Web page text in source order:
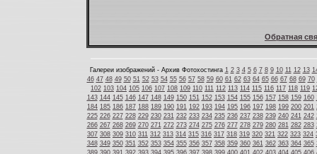
Обратная
Галереи изображений - Архив Фотохостинга 1 2 3 4 5 6 7 8 9 10 11 12 13
46 47 48 49 50 51 52 53 54 55 56 57 58 59 60 61 62 63 64 65 66 67 68 69 70
102 103 104 105 106 107 108 109 110 111 112 113 114 115 116 117 118 119
143 144 145 146 147 148 149 150 151 152 153 154 155 156 157 158 159 160
184 185 186 187 188 189 190 191 192 193 194 195 196 197 198 199 200 201
225 226 227 228 229 230 231 232 233 234 235 236 237 238 239 240 241 242
266 267 268 269 270 271 272 273 274 275 276 277 278 279 280 281 282 283
307 308 309 310 311 312 313 314 315 316 317 318 319 320 321 322 323 324
348 349 350 351 352 353 354 355 356 357 358 359 360 361 362 363 364 365
389 390 391 392 393 394 395 396 397 398 399 400 401 402 403 404 405 406